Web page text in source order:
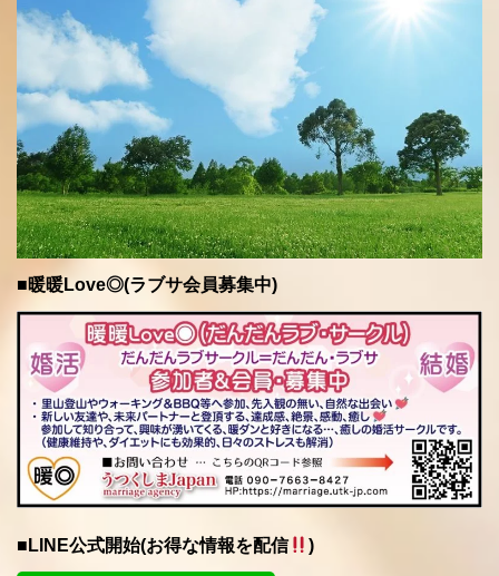
■暖暖Love◎(ラブサ会員募集中)
■LINE公式開始(お得な情報を配信 )